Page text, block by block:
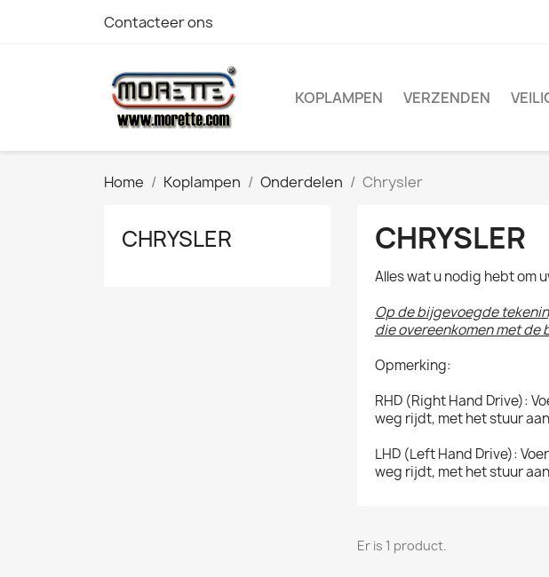
Contacteer ons
KOPLAMPEN VERZENDEN
Home Koplampen Onderdelen Chrysler
CHRYSLER CHRYSLER
Alles wat u nodig hebt om
Op de bijgevoegde
die overeenkomen met de
Opmerking:
RHD (Right Hand Drive):
weg rijdt, met het stuur
LHD (Left Hand Drive):
weg rijdt, met het stuur
Er is 1 product.